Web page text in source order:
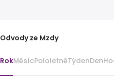
Odvody ze Mzdy
RokMěsícPololetněTýdenDen